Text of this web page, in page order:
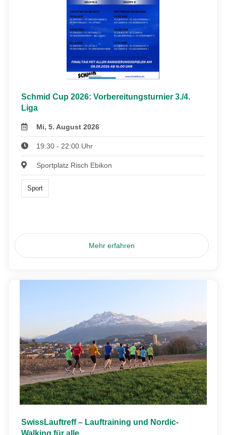
Schmid Cup 2026: Vorbereitungsturnier 3./4.
Liga
Mi, 5. August 2026
19:30 - 22:00 Uhr
Sportplatz Risch Ebikon
Sport
Mehr erfahren
SwissLauftreff – Lauftraining und Nordic-